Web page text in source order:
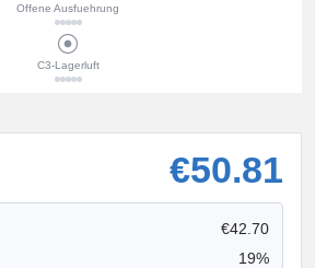
Offene Ausfuehrung
C3-Lagerluft
€50.81
€42.70
19%